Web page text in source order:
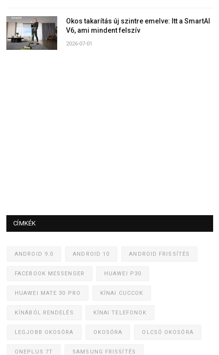
Okos takarítás új szintre emelve: Itt a SmartAI
V6, ami mindent felszív
2026-07-01
CÍMKÉK
ANDROID 9.0 ANDROID 10 ANDROID FRISSÍTÉS
FACEBOOK MESSENGER HUAWEI P30
HUAWEI MATE 30 PRO KÍNAI CUCCOK
KÍNÁBÓL RENDELÉS KÍNAI TELEFONOK
LEGJOBB OKOSÓRA OKOSÓRA OLCSÓ OKOSÓRA
ONEPLUS 7T SAMSUNG FRISSÍTÉS